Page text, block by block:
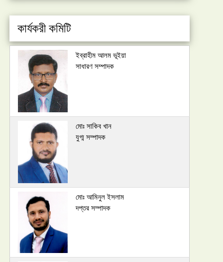
কার্যকরী কমিটি
ইব্রাহীম আলম ভূইয়া
সাধারণ সম্পাদক
মোঃ সাকিব খান
যুগ্ম সম্পাদক
মোঃ আমিনুল ইসলাম
দপ্তর সম্পাদক